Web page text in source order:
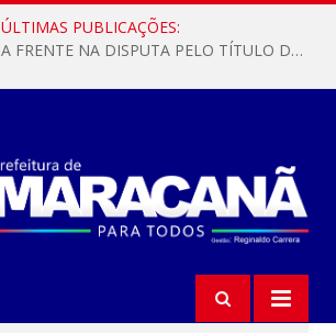
ÚLTIMAS PUBLICAÇÕES:
MARACANÃ SAI NA FRENTE NA DISPUTA PELO TÍTULO DA COPA PARÁ SUB-17!